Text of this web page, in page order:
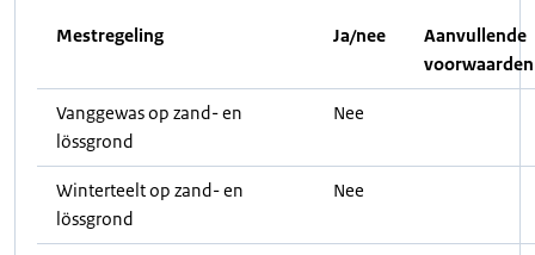
Mestregeling Ja/nee
Aanvullende
voorwaarden
Vanggewas op zand- en
lössgrond
Nee
Winterteelt op zand- en
lössgrond
Nee